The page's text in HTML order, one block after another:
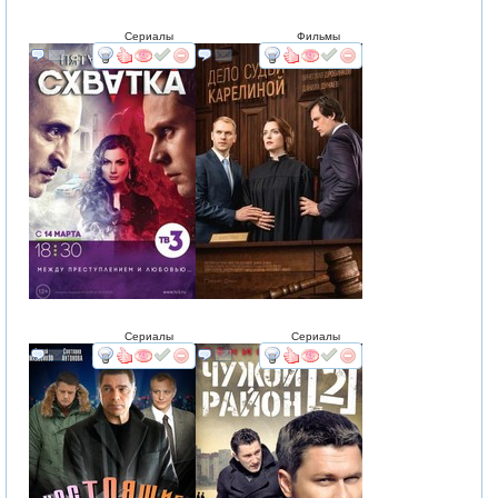
Сериалы
смотретьинтересует
Фильмы
смотретьинтересует
Сериалы
смотретьинтересует
Сериалы
смотретьинтересует